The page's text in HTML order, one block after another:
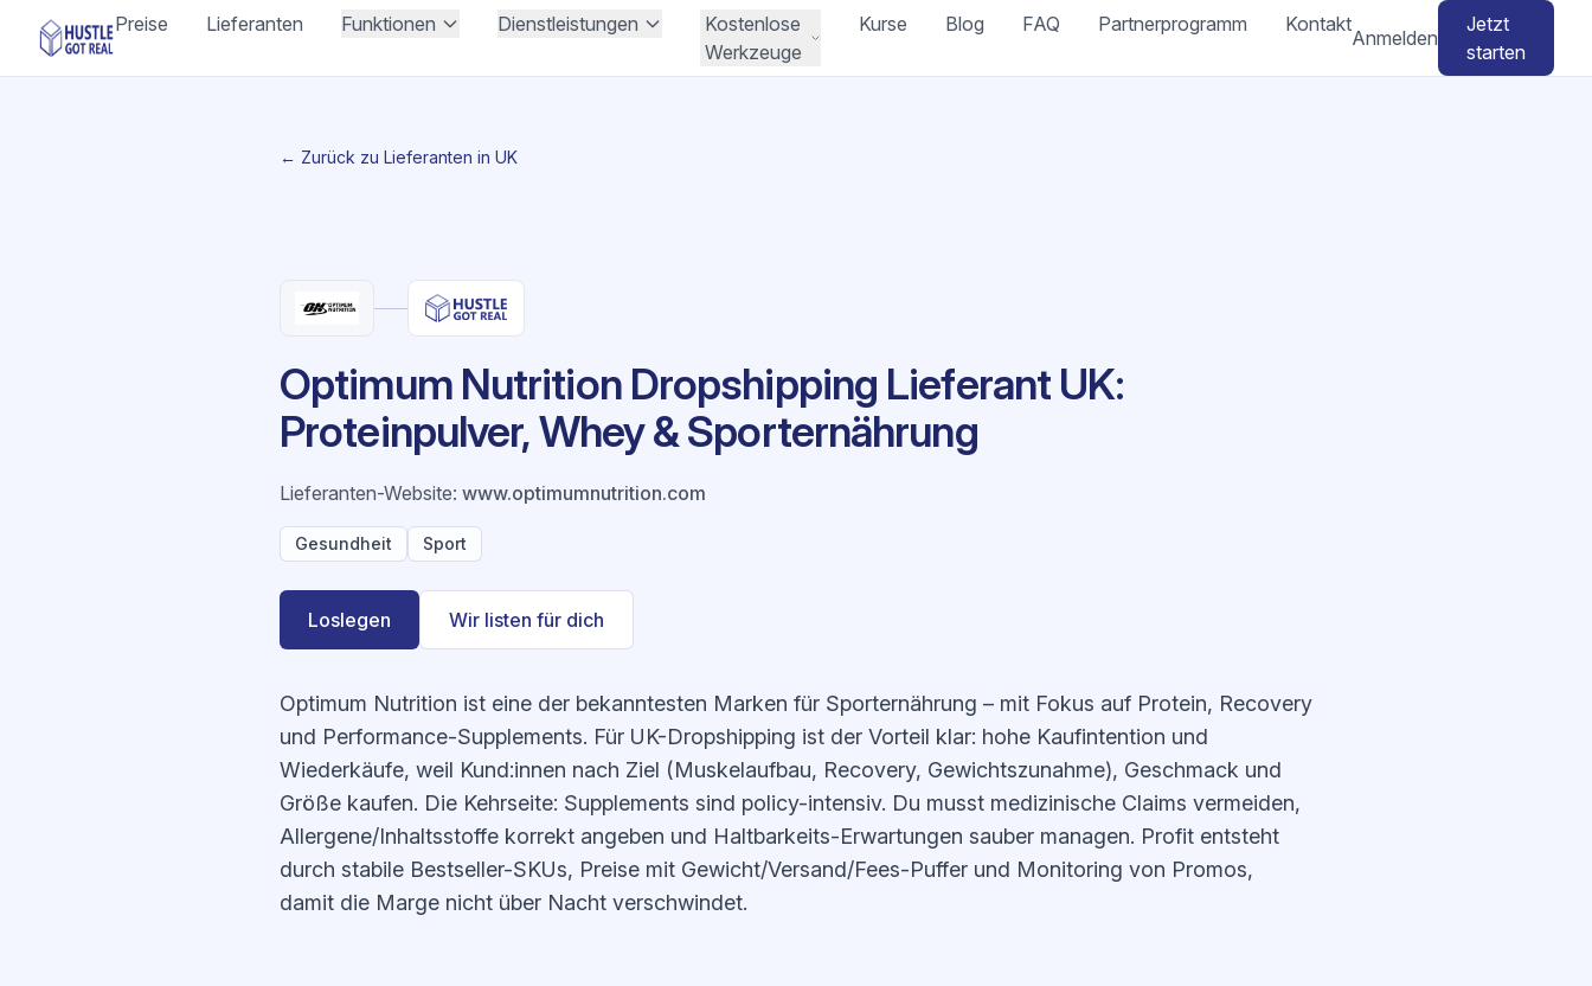
Preise Lieferanten Funktionen Dienstleistungen
Kostenlose
Werkzeuge
Kurse Blog FAQ Partnerprogramm Kontakt
Anmelden
Jetzt
starten
← Zurück zu Lieferanten in UK
Optimum Nutrition Dropshipping Lieferant UK:
Proteinpulver, Whey & Sporternährung
Lieferanten-Website: www.optimumnutrition.com
Gesundheit Sport
Loslegen Wir listen für dich
Optimum Nutrition ist eine der bekanntesten Marken für Sporternährung – mit Fokus auf Protein, Recovery
und Performance-Supplements. Für UK-Dropshipping ist der Vorteil klar: hohe Kaufintention und
Wiederkäufe, weil Kund:innen nach Ziel (Muskelaufbau, Recovery, Gewichtszunahme), Geschmack und
Größe kaufen. Die Kehrseite: Supplements sind policy-intensiv. Du musst medizinische Claims vermeiden,
Allergene/Inhaltsstoffe korrekt angeben und Haltbarkeits-Erwartungen sauber managen. Profit entsteht
durch stabile Bestseller-SKUs, Preise mit Gewicht/Versand/Fees-Puffer und Monitoring von Promos,
damit die Marge nicht über Nacht verschwindet.